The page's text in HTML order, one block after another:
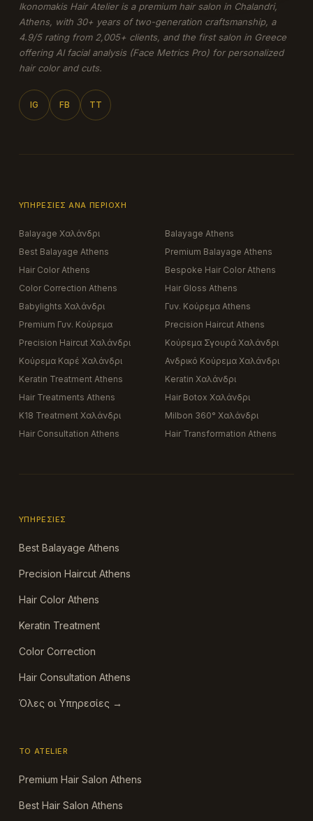
Ikonomakis Hair Atelier is a premium hair salon in Chalandri,
Athens, with 30+ years of two-generation craftsmanship, a
4.9/5 rating from 2,005+ clients, and the first salon in Greece
offering AI facial analysis (Face Metrics Pro) for personalized
hair color and cuts.
IG FB TT
ΥΠΗΡΕΣΊΕΣ ΑΝΆ ΠΕΡΙΟΧΉ
Balayage Χαλάνδρι
Balayage Athens
Best Balayage Athens
Premium Balayage Athens
Hair Color Athens
Bespoke Hair Color Athens
Color Correction Athens
Hair Gloss Athens
Babylights Χαλάνδρι
Γυν. Κούρεμα Athens
Premium Γυν. Κούρεμα
Precision Haircut Athens
Precision Haircut Χαλάνδρι
Κούρεμα Σγουρά Χαλάνδρι
Κούρεμα Καρέ Χαλάνδρι
Ανδρικό Κούρεμα Χαλάνδρι
Keratin Treatment Athens
Keratin Χαλάνδρι
Hair Treatments Athens
Hair Botox Χαλάνδρι
K18 Treatment Χαλάνδρι
Milbon 360° Χαλάνδρι
Hair Consultation Athens
Hair Transformation Athens
ΥΠΗΡΕΣΊΕΣ
Best Balayage Athens
Precision Haircut Athens
Hair Color Athens
Keratin Treatment
Color Correction
Hair Consultation Athens
Όλες οι Υπηρεσίες →
ΤΟ ATELIER
Premium Hair Salon Athens
Best Hair Salon Athens